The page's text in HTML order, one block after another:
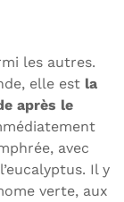
les autres.
elle est la
après le
avec
Il y
verte, aux